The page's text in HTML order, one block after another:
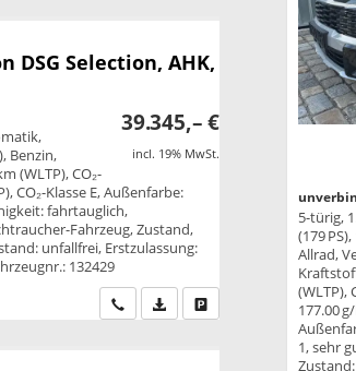
DSG Selection, AHK,
39.345,– €
incl. 19% MwSt.
Benzin,
(WLTP), CO₂-
CO₂-Klasse E, Außenfarbe:
fahrtauglich,
Fahrzeug, Zustand,
unfallfrei, Erstzulassung:
132429
Wir rufen Sie anPDF-Datei, Fahrzeugexposé
Drucken, parken oder
5-türig,
(179
Allrad,
(WLTP),
177.00
1, sehr